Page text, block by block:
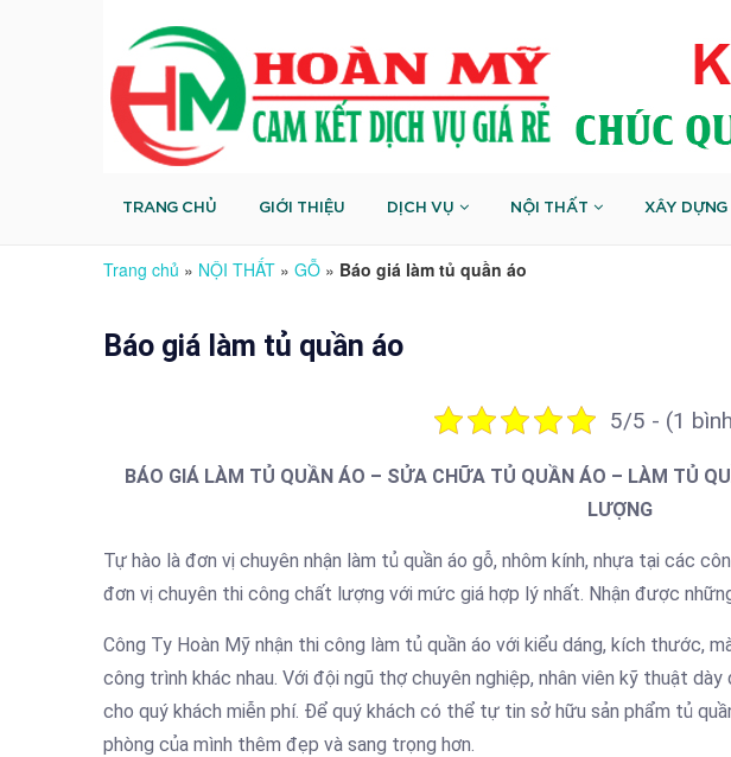
TRANG CHỦ GIỚI THIỆU DỊCH VỤ NỘI THẤT XÂY DỰNG
Trang chủ » NỘI THẤT » GỖ » Báo giá làm tủ quần áo
Báo giá làm tủ quần áo
5/5 - (1
BÁO GIÁ LÀM TỦ QUẦN ÁO – SỬA CHỮA TỦ QUẦN ÁO – LÀM TỦ
LƯỢNG
Tự hào là đơn vị chuyên nhận làm tủ quần áo gỗ, nhôm kính, nhựa tại các
đơn vị chuyên thi công chất lượng với mức giá hợp lý nhất. Nhận được
Công Ty Hoàn Mỹ nhận thi công làm tủ quần áo với kiểu dáng, kích thước,
công trình khác nhau. Với đội ngũ thợ chuyên nghiệp, nhân viên kỹ thuật
cho quý khách miễn phí. Để quý khách có thể tự tin sở hữu sản phẩm tủ
phòng của mình thêm đẹp và sang trọng hơn.